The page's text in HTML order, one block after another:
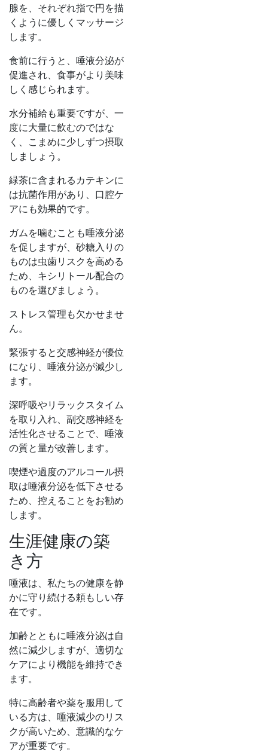
腺を、それぞれ指で円を描
くように優しくマッサージ
します。
食前に行うと、唾液分泌が
促進され、食事がより美味
しく感じられます。
水分補給も重要ですが、一
度に大量に飲むのではな
く、こまめに少しずつ摂取
しましょう。
緑茶に含まれるカテキンに
は抗菌作用があり、口腔ケ
アにも効果的です。
ガムを噛むことも唾液分泌
を促しますが、砂糖入りの
ものは虫歯リスクを高める
ため、キシリトール配合の
ものを選びましょう。
ストレス管理も欠かせませ
ん。
緊張すると交感神経が優位
になり、唾液分泌が減少し
ます。
深呼吸やリラックスタイム
を取り入れ、副交感神経を
活性化させることで、唾液
の質と量が改善します。
喫煙や過度のアルコール摂
取は唾液分泌を低下させる
ため、控えることをお勧め
します。
生涯健康の築
き方
唾液は、私たちの健康を静
かに守り続ける頼もしい存
在です。
加齢とともに唾液分泌は自
然に減少しますが、適切な
ケアにより機能を維持でき
ます。
特に高齢者や薬を服用して
いる方は、唾液減少のリス
クが高いため、意識的なケ
アが重要です。